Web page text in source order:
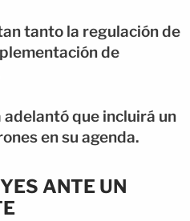
tanto la regulación de
de
que incluirá un
en su agenda.
ANTE UN